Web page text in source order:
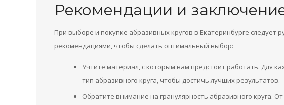
Рекомендации и
При выборе и покупке абразивных кругов в Екатеринбурге следует
рекомендациями, чтобы сделать оптимальный выбор:
Учтите материал, с которым вам предстоит работать. Для
тип абразивного круга, чтобы достичь лучших результатов.
Обратите внимание на гранулярность абразивного круга.